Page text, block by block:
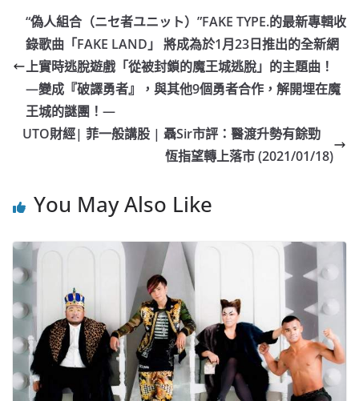
e
b
o
o
k
W
ei
b
o
s
A
p
p
h
at
er l y
Li
n
k
“偽人組合（ニセ者ユニット）”FAKE TYPE.的最新專輯收
錄歌曲「FAKE LAND」 將成為於1月23日推出的全新網
上實時逃脫遊戲「從被封鎖的魔王城逃脫」的主題曲！
―變成『破譯勇者』，與其他9個勇者合作，解開埋在魔
王城的謎團！―
UTO財經| 菲一般講股 | 聶Sir市評：醫渡升勢有餘勁
恆指望轉上落市 (2021/01/18)
You May Also Like